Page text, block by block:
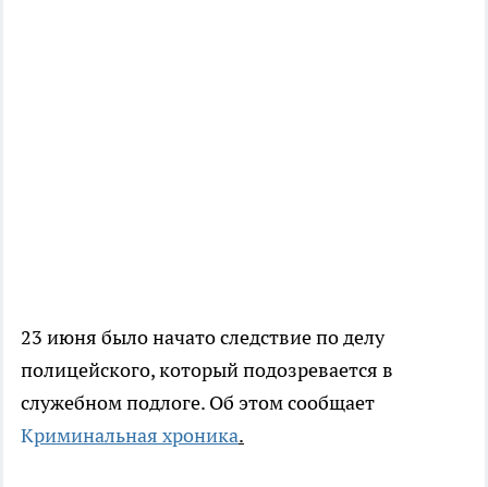
23 июня было начато следствие по делу
полицейского, который подозревается в
служебном подлоге. Об этом сообщает
Криминальная хроника.